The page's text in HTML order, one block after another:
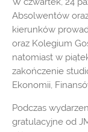
Absolwentów
kierunków
oraz Kolegium
natomiast w
zakończenie
Ekonomii,
Podczas
gratulacyjne od